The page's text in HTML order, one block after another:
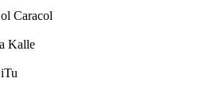
Caracol
Kalle